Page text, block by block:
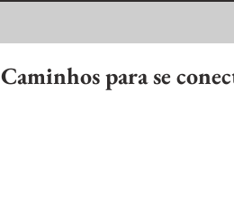
Caminhos para se